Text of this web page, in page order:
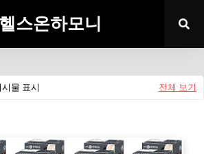
헬스온하모니
시물 표시 전체 보기